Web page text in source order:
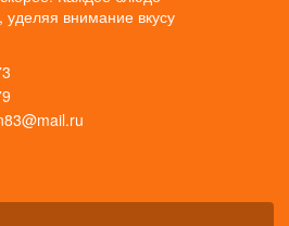
внимание вкусу